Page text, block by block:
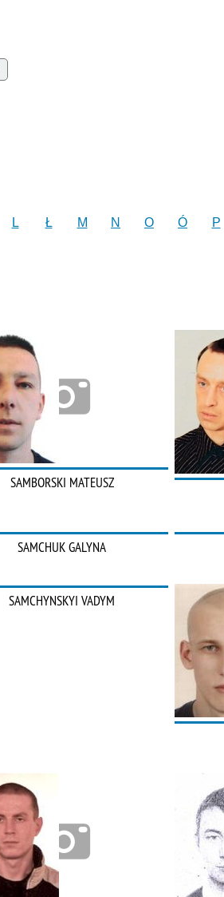
L Ł M N O Ó P
SAMBORSKI MATEUSZ
SAMCHUK GALYNA
SAMCHYNSKYI VADYM